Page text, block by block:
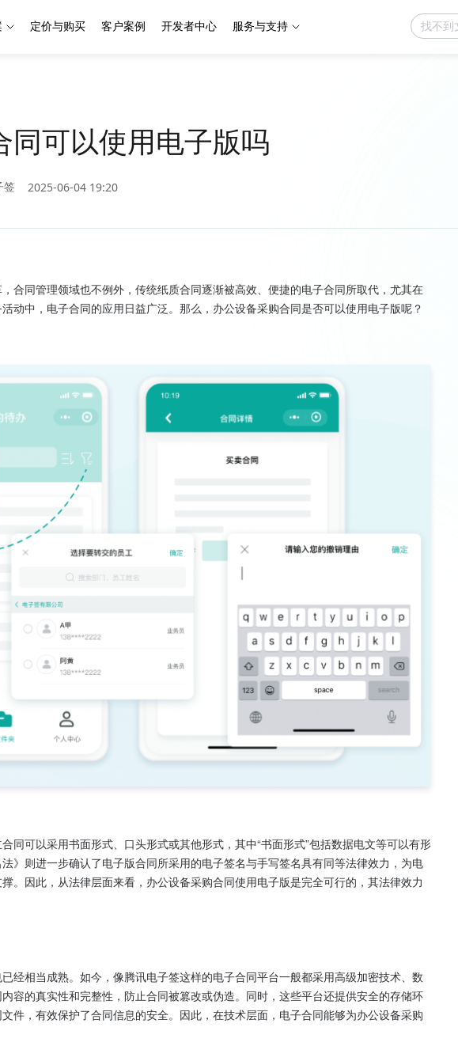
定价与购买 客户案例 开发者中心 服务与支持
同可以使用电子版吗
签 2025-06-04 19:20
合同管理领域也不例外，传统纸质合同逐渐被高效、便捷的电子合同所取代，尤其在
动中，电子合同的应用日益广泛。那么，办公设备采购合同是否可以使用电子版呢？
同可以采用书面形式、口头形式或其他形式，其中“书面形式”包括数据电文等可以有形
》则进一步确认了电子版合同所采用的电子签名与手写签名具有同等法律效力，为电
。因此，从法律层面来看，办公设备采购合同使用电子版是完全可行的，其法律效力
经相当成熟。如今，像腾讯电子签这样的电子合同平台一般都采用高级加密技术、数
容的真实性和完整性，防止合同被篡改或伪造。同时，这些平台还提供安全的存储环
件，有效保护了合同信息的安全。因此，在技术层面，电子合同能够为办公设备采购